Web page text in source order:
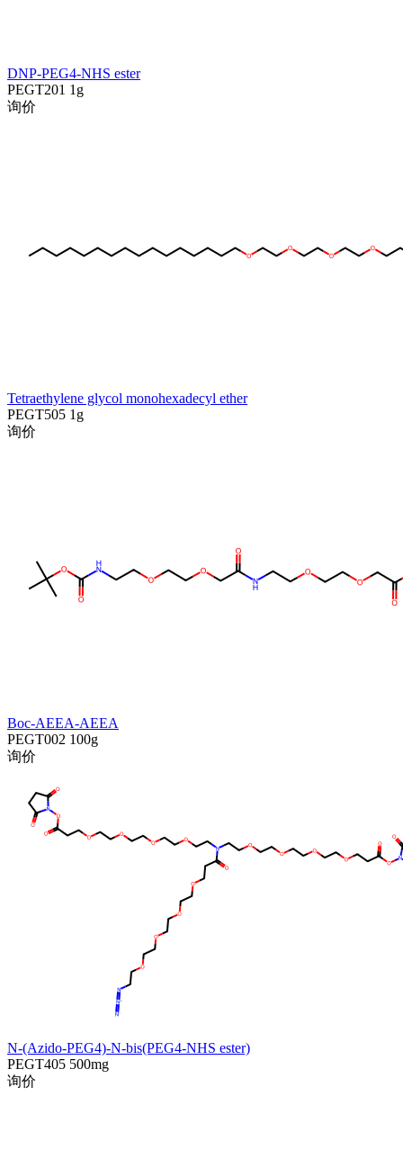
DNP-PEG4-NHS ester
PEGT201 1g
询价
Tetraethylene glycol monohexadecyl ether
PEGT505 1g
询价
Boc-AEEA-AEEA
PEGT002 100g
询价
N-(Azido-PEG4)-N-bis(PEG4-NHS ester)
PEGT405 500mg
询价